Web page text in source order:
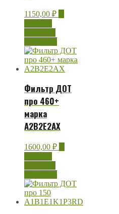
1150,00 ₽
Фильтр ДОТ
про 460+
марка
А2В2Е2АХ
1600,00 ₽